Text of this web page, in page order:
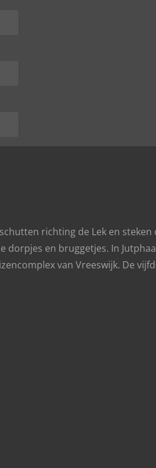
richting de Lek en
dorpjes en bruggetjes. In
van Vreeswijk. De